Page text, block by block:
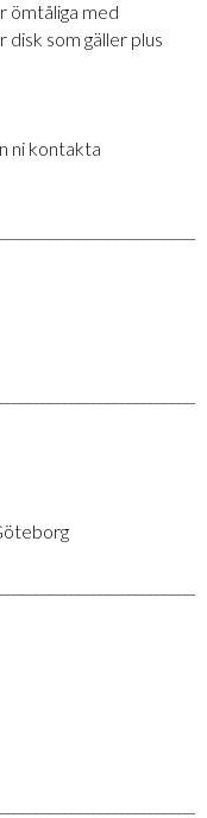
ömtåliga med
som gäller plus
ni kontakta